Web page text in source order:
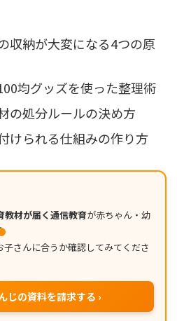
収納が大変になる4つの原
均グッズを使った整理術
の処分ルールの決め方
けられる仕組みの作り方
教材が届く通信教育が赤ちゃん・幼
さんに合うか確認してみてくださ
じの資料を請求する ›